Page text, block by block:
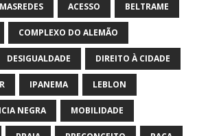
ACESSO BELTRAME
COMPLEXO DO ALEMÃO
DESIGUALDADE DIREITO À CIDADE
IPANEMA LEBLON
NEGRA MOBILIDADE